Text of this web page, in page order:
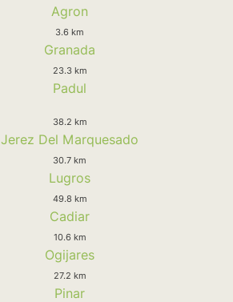
Agron
3.6 km
Granada
23.3 km
Padul
38.2 km
Jerez Del Marquesado
30.7 km
Lugros
49.8 km
Cadiar
10.6 km
Ogijares
27.2 km
Pinar